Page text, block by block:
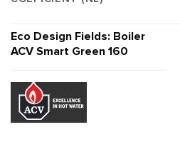
Eco Design Fields: Boiler
ACV Smart Green 160